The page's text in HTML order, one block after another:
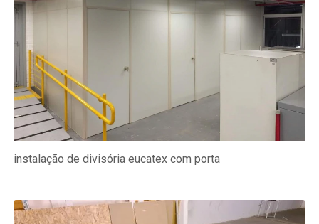
instalação de divisória eucatex com porta